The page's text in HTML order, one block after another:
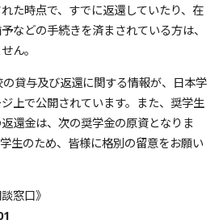
た時点で、すでに返還していたり、在
などの手続きを済まされている方は、
ん。
貸与及び返還に関する情報が、日本学
上で公開されています。また、奨学生
還金は、次の奨学金の原資となりま
生のため、皆様に格別の留意をお願い
窓口》